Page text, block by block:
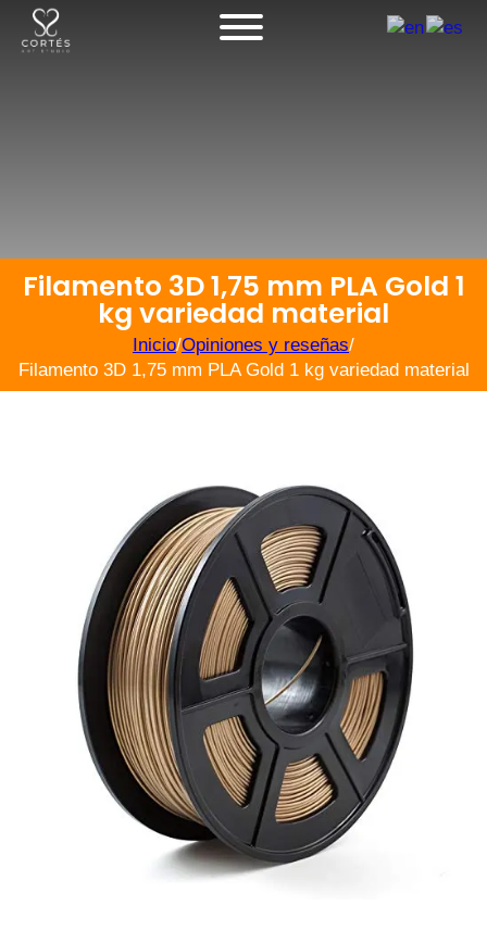
Filamento 3D 1,75 mm PLA Gold 1
kg variedad material
Inicio/Opiniones y reseñas/
Filamento 3D 1,75 mm PLA Gold 1 kg variedad material